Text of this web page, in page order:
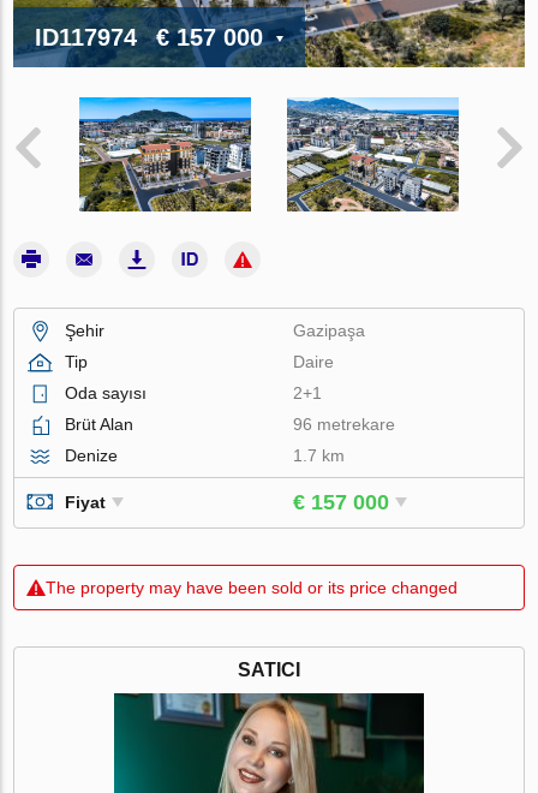
ID117974 € 157 000
Şehir
Gazipaşa
Tip
Daire
Oda sayısı
2+1
Brüt Alan
96 metrekare
Denize
1.7 km
Fiyat € 157 000
The property may have been sold or its price changed
SATICI